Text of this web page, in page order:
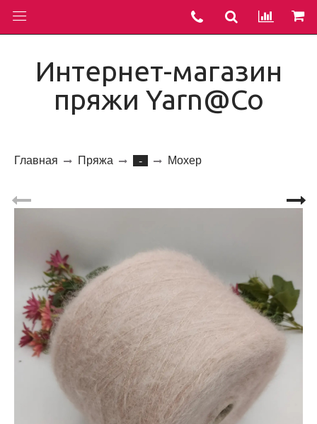
Интернет-магазин
пряжи Yarn@Co
Главная Пряжа - Мохер